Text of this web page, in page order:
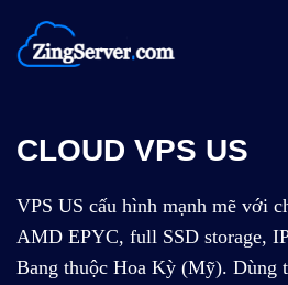
đến
nội
CLOUD VPS US
VPS US cấu hình mạnh mẽ với
AMD EPYC, full SSD storage,
Bang thuộc Hoa Kỳ (Mỹ). Dùng